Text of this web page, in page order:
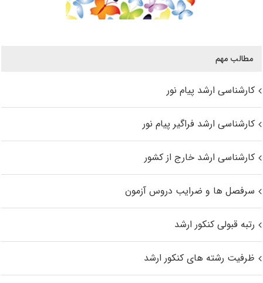
مطالب مهم
کارشناسی ارشد پیام نور
کارشناسی ارشد فراگیر پیام نور
کارشناسی ارشد خارج از کشور
سرفصل ها و ضرایب دروس آزمون
رتبه قبولی کنکور ارشد
ظرفیت رشته های کنکور ارشد